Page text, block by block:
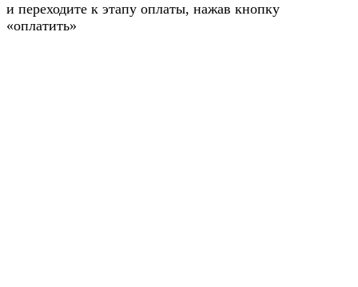
и переходите к этапу оплаты, нажав кнопку
«оплатить»